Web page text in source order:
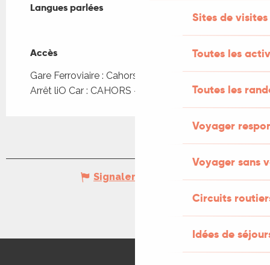
Sites de visites
Toutes les
Toutes les
Voyager
Voyager sans
Circuits
Idées de
Langues parlées
Langues parlées
Accès
Accès
Gare Ferroviaire : Cahors à 1km
Arrêt liO Car : CAHORS - De Gaulle à 817m
Signaler une erreur